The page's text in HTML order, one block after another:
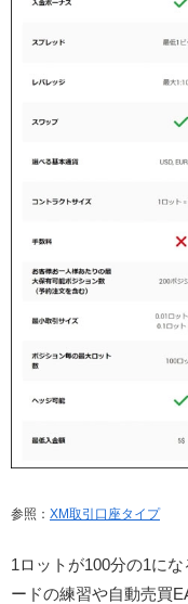
参照： XM取引口座タイプ
1ロットが100分の1に
ードの練習や自動売買